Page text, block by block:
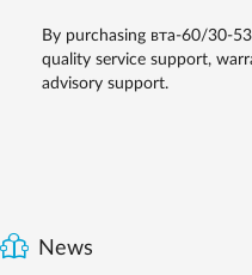
By purchasing вта-60/30-
quality service support,
advisory support.
News